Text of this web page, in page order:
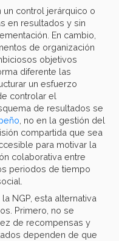
un control jerárquico o
en resultados y sin
En cambio,
de organización
objetivos
diferente las
un esfuerzo
controlar el
de resultados se
, no en la gestión del
compartida que sea
para motivar la
colaborativa entre
periodos de tiempo
NGP, esta alternativa
Primero, no se
de recompensas y
dependen de que